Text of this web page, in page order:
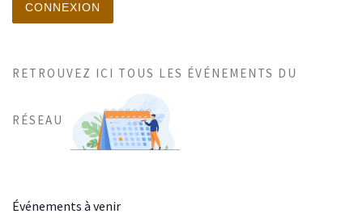
CONNEXION
RETROUVEZ ICI TOUS LES ÉVÉNEMENTS DU
RÉSEAU
Événements à venir